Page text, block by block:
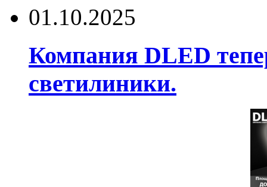
01.10.2025
Компания DLED
светилиники.